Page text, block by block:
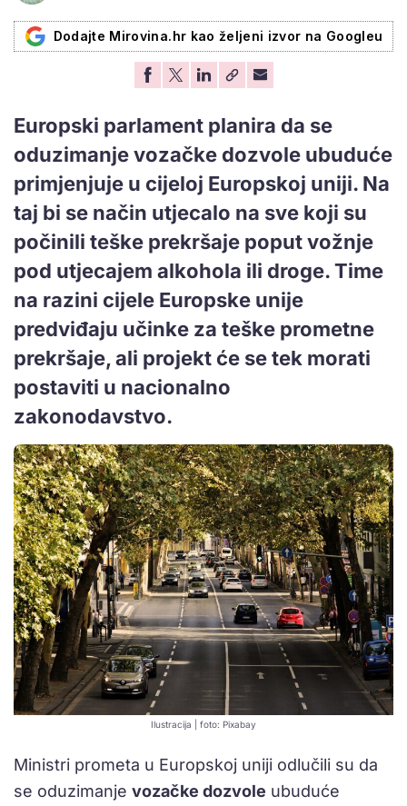
Dodajte Mirovina.hr kao željeni izvor na Googleu
Europski parlament planira da se
oduzimanje vozačke dozvole ubuduće
primjenjuje u cijeloj Europskoj uniji. Na
taj bi se način utjecalo na sve koji su
počinili teške prekršaje poput vožnje
pod utjecajem alkohola ili droge. Time
na razini cijele Europske unije
predviđaju učinke za teške prometne
prekršaje, ali projekt će se tek morati
postaviti u nacionalno
zakonodavstvo.
Ilustracija | foto: Pixabay
Ministri prometa u Europskoj uniji odlučili su da
se oduzimanje vozačke dozvole ubuduće